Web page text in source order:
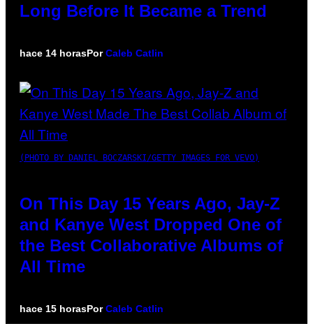
Long Before It Became a Trend
hace 14 horasPorCaleb Catlin
(PHOTO BY DANIEL BOCZARSKI/GETTY IMAGES FOR VEVO)
On This Day 15 Years Ago, Jay-Z
and Kanye West Dropped One of
the Best Collaborative Albums of
All Time
hace 15 horasPorCaleb Catlin